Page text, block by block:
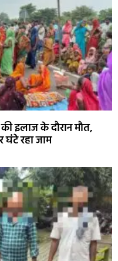
इलाज के दौरान मौत,
रहा जाम